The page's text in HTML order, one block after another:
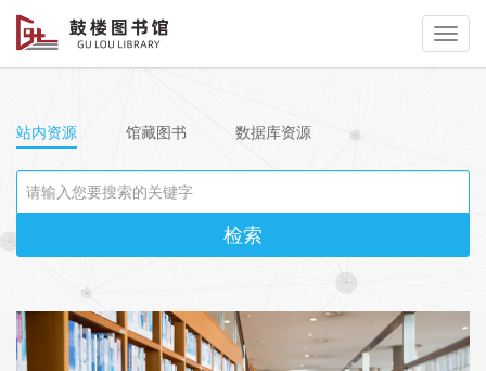
读者登录
站内资源 馆藏图书 数据库资源
检索